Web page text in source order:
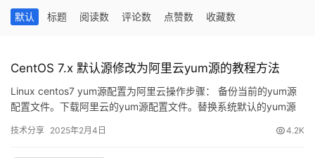
默认
标题 阅读数 评论数 点赞数 收藏数
CentOS 7.x 默认源修改为阿里云yum源的教程方法
Linux centos7 yum源配置为阿里云操作步骤： 备份当前的yum源
配置文件。下载阿里云的yum源配置文件。替换系统默认的yum源
技术分享 2025年2月4日 4.2K